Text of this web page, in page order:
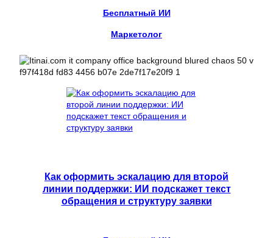
Бесплатный ИИ
Маркетолог
Как оформить эскалацию для второй
линии поддержки: ИИ подскажет текст
обращения и структуру заявки